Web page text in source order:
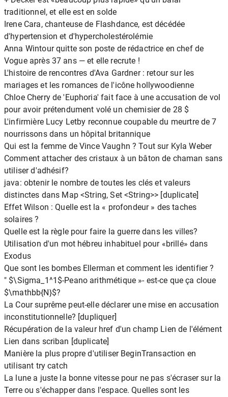
traditionnel, et elle est en solde
Irene Cara, chanteuse de Flashdance, est décédée
d'hypertension et d'hypercholestérolémie
Anna Wintour quitte son poste de rédactrice en chef de
Vogue après 37 ans — et elle recrute !
L'histoire de rencontres d'Ava Gardner : retour sur les
mariages et les romances de l'icône hollywoodienne
Chloe Cherry de 'Euphoria' fait face à une accusation de vol
pour avoir prétendument volé un chemisier de 28 $
L'infirmière Lucy Letby reconnue coupable du meurtre de 7
nourrissons dans un hôpital britannique
Qui est la femme de Vince Vaughn ? Tout sur Kyla Weber
Comment attacher des cristaux à un bâton de chaman sans
utiliser d'adhésif?
java: obtenir le nombre de toutes les clés et valeurs
distinctes dans Map <String, Set <String>> [duplicate]
Effet Wilson : Quelle est la « profondeur » des taches
solaires ?
Quelle est la règle pour faire la guerre dans les villes?
Utilisation d'un mot hébreu inhabituel pour «brillé» dans
Exodus
Que sont les bombes Ellerman et comment les identifier ?
" $\Sigma_1^1$-Peano arithmétique »- est-ce que ça cloue
$\mathbb{N}$?
La Cour suprême peut-elle déclarer une mise en accusation
inconstitutionnelle? [dupliquer]
Récupération de la valeur href d'un champ Lien de l'élément
Lien dans scriban [duplicate]
Manière la plus propre d'utiliser BeginTransaction en
utilisant try catch
La lune a juste la bonne vitesse pour ne pas s'écraser sur la
Terre ou s'échapper dans l'espace. Quelles sont les